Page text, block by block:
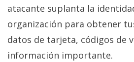
atacante suplanta la
organización para obtener
datos de tarjeta, códigos de
información importante.